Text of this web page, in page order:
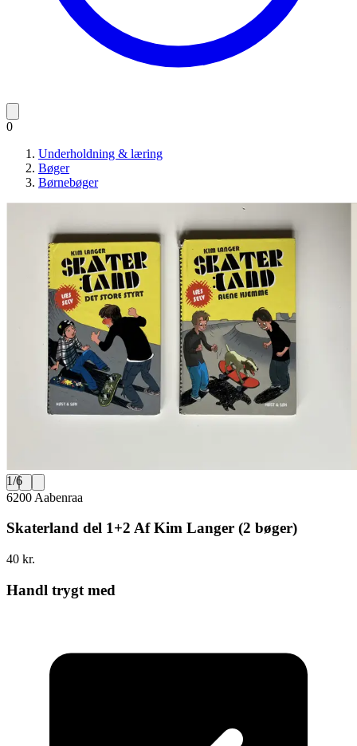
0
Underholdning & læring
Bøger
Børnebøger
1/6
6200 Aabenraa
Skaterland del 1+2 Af Kim Langer (2 bøger)
40 kr.
Handl trygt med